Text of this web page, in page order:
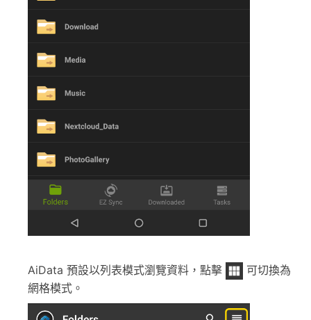
AiData 預設以列表模式瀏覽資料，點擊
可切換為
網格模式。